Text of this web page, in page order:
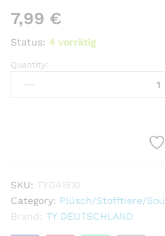
7,99 €
Status: 4 vorrätig
ALEX
AXOLOTL
Quantity:
SKU: TYD41510
Category: Plüsch/Stofftiere/
Brand: TY DEUTSCHLAND